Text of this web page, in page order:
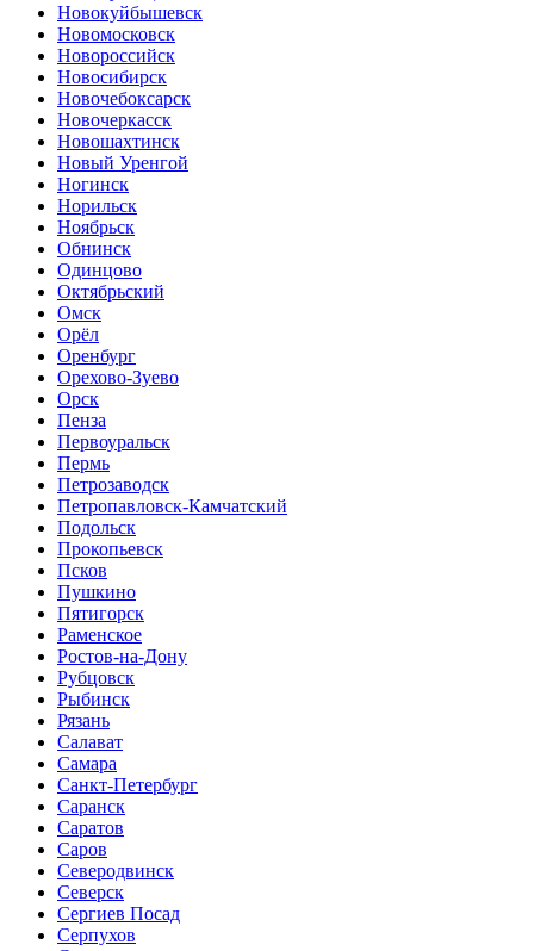
Новокуйбышевск
Новомосковск
Новороссийск
Новосибирск
Новочебоксарск
Новочеркасск
Новошахтинск
Новый Уренгой
Ногинск
Норильск
Ноябрьск
Обнинск
Одинцово
Октябрьский
Омск
Орёл
Оренбург
Орехово-Зуево
Орск
Пенза
Первоуральск
Пермь
Петрозаводск
Петропавловск-Камчатский
Подольск
Прокопьевск
Псков
Пушкино
Пятигорск
Раменское
Ростов-на-Дону
Рубцовск
Рыбинск
Рязань
Салават
Самара
Санкт-Петербург
Саранск
Саратов
Саров
Северодвинск
Северск
Сергиев Посад
Серпухов